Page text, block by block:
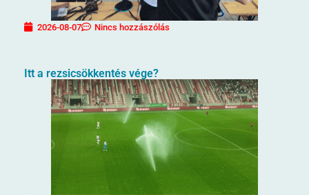
2026-08-07 Nincs hozzászólás
Itt a rezsicsökkentés vége?